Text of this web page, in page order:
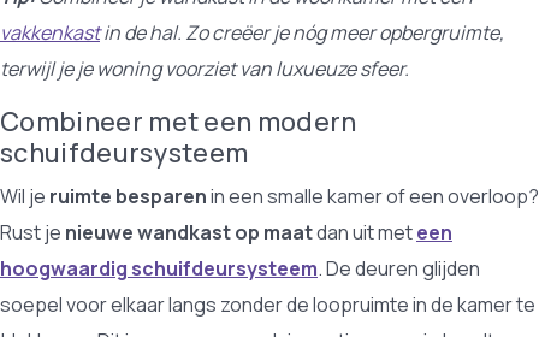
vakkenkastin de hal. Zo creëer je nóg meer opbergruimte,
terwijl je je woning voorziet van luxueuze sfeer.
Combineer met een modern
schuifdeursysteem
Wil je ruimte besparenin een smalle kamer of een overloop?
Rust je nieuwe wandkast op maatdan uit meteen
hoogwaardig schuifdeursysteem. De deuren glijden
soepel voor elkaar langs zonder de loopruimte in de kamer te